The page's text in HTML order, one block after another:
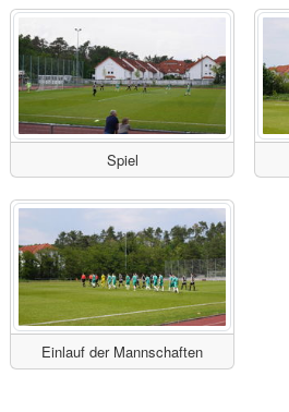
Spiel
Einlauf der Mannschaften